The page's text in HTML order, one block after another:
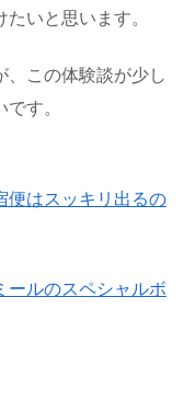
いと思います。
、この体験談が少し
す。
便はスッキリ出るの
ールのスペシャルボ